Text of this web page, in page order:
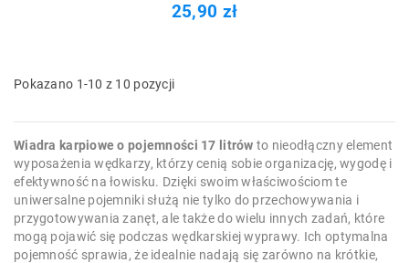
25,90 zł
Pokazano 1-10 z 10 pozycji
Wiadra karpiowe o pojemności 17 litrów to nieodłączny element
wyposażenia wędkarzy, którzy cenią sobie organizację, wygodę i
efektywność na łowisku. Dzięki swoim właściwościom te
uniwersalne pojemniki służą nie tylko do przechowywania i
przygotowywania zanęt, ale także do wielu innych zadań, które
mogą pojawić się podczas wędkarskiej wyprawy. Ich optymalna
pojemność sprawia, że idealnie nadają się zarówno na krótkie,